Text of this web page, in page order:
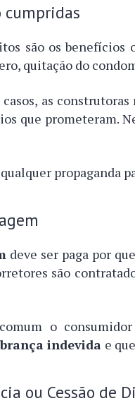
cumpridas
são os
quitação do
as
que prometeram.
propaganda
deve ser paga por
são
o
indevida e
ou Cessão de